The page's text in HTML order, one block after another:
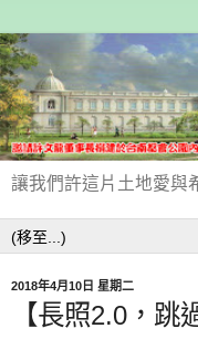
讓我們許這片土地愛與
2018年4月10日 星期二
【長照2.0，跳